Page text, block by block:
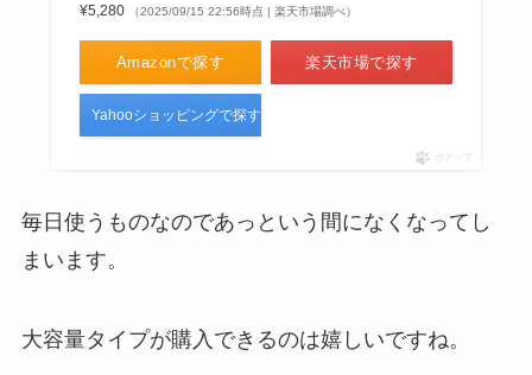
切手を買える場所は？スーパーイ
オンやいなげやで売ってる？コン
ビニやウエルシアなど薬局も調
査！
てる？100均・東急ハンズ・ダイ
ソーなどどこで買えるか調査！
フィットネスシューズはどこで買
¥5,280
（2025/09/15 22:56時点 | 楽天市場調べ）
Amazonで探す 楽天市場で探す
Yahooショッピングで探す
ポチップ
毎日使うものなのであっという間になくなってし
まいます。
大容量タイプが購入できるのは嬉しいですね。